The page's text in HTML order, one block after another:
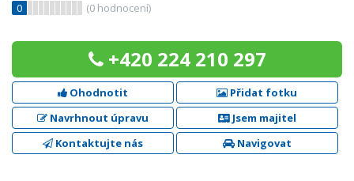
0
(0 hodnocení)
+420 224 210 297
Ohodnotit
Přidat fotku
Navrhnout úpravu
Jsem majitel
Kontaktujte nás
Navigovat